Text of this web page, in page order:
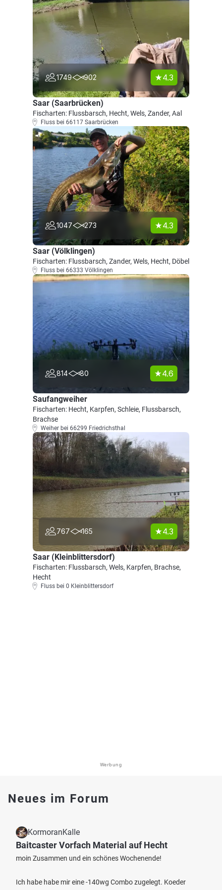
1749 902 4.3
Saar (Saarbrücken)
Fischarten: Flussbarsch, Hecht, Wels, Zander, Aal
Fluss bei 66117 Saarbrücken
1047 273 4.3
Saar (Völklingen)
Fischarten: Flussbarsch, Zander, Wels, Hecht, Döbel
Fluss bei 66333 Völklingen
814 80 4.6
Saufangweiher
Fischarten: Hecht, Karpfen, Schleie, Flussbarsch,
Brachse
Weiher bei 66299 Friedrichsthal
767 165 4.3
Saar (Kleinblittersdorf)
Fischarten: Flussbarsch, Wels, Karpfen, Brachse,
Hecht
Fluss bei 0 Kleinblittersdorf
Werbung
Neues im Forum
KormoranKalle
Baitcaster Vorfach Material auf Hecht
moin Zusammen und ein schönes Wochenende!
Ich habe habe mir eine -140wg Combo zugelegt. Koeder